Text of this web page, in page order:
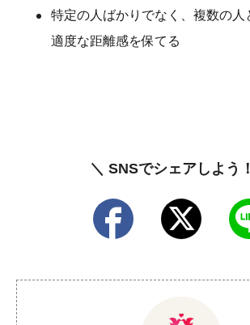
特定の人ばかりでなく、複数の人
適度な距離感を保てる
＼ SNSでシェアしよう